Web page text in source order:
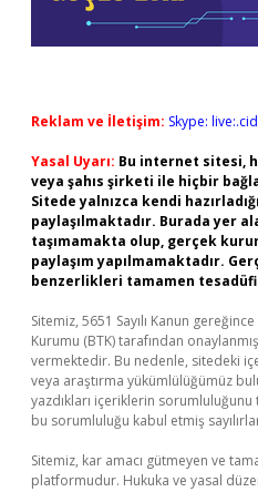
Reklam ve İletişim: Skype:
Yasal Uyarı: Bu internet sitesi,
veya şahıs şirketi ile hiçbir
Sitede yalnızca kendi
paylaşılmaktadır. Burada yer
taşımamakta olup, gerçek
paylaşım yapılmamaktadır.
benzerlikleri tamamen
Sitemiz, 5651 Sayılı Kanun
Kurumu (BTK) tarafından
vermektedir. Bu nedenle, sitedeki
veya araştırma yükümlülüğümüz
yazdıkları içeriklerin
bu sorumluluğu kabul etmiş
Sitemiz, kar amacı gütmeyen ve
platformudur. Hukuka ve yasal